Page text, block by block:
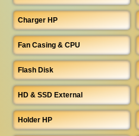
Charger HP
Fan Casing & CPU
Flash Disk
HD & SSD External
Holder HP